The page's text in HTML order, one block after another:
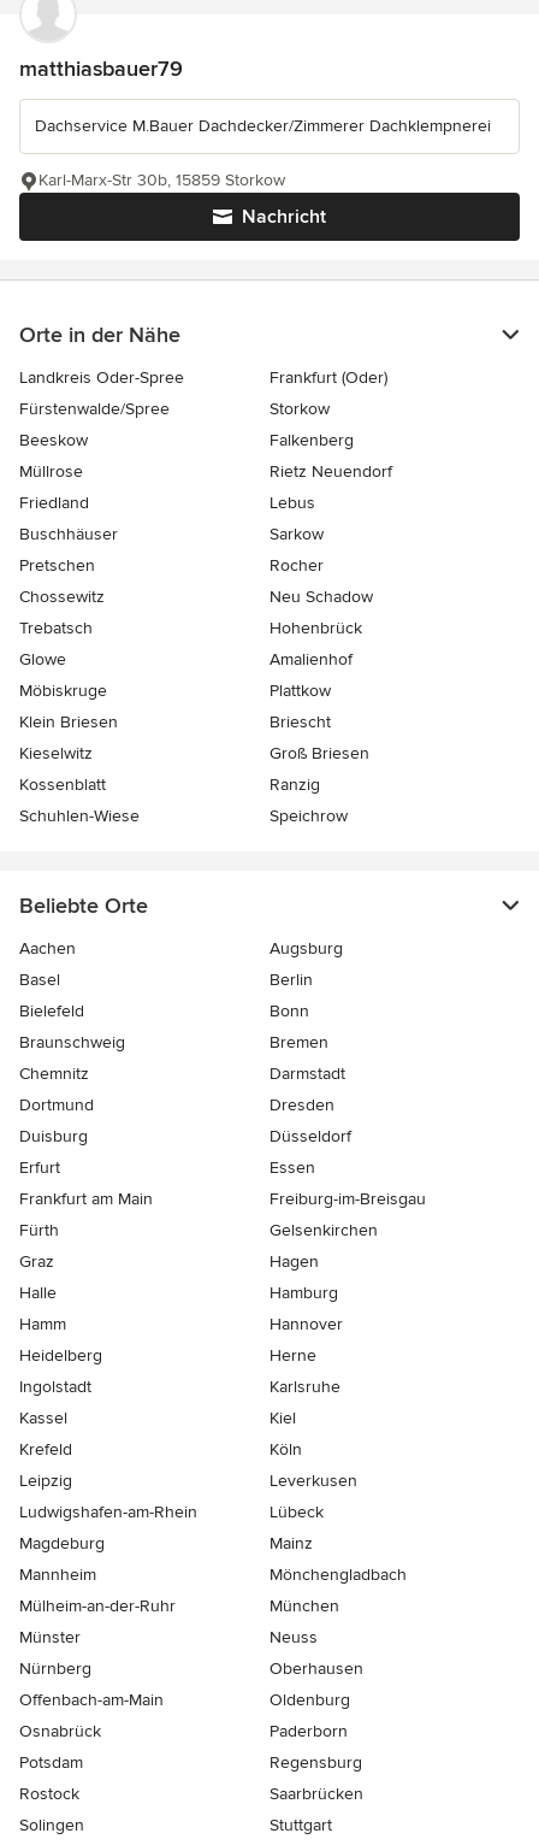
matthiasbauer79
Dachservice M.Bauer Dachdecker/Zimmerer Dachklempnerei
Nachricht
Karl-Marx-Str 30b, 15859 Storkow
Orte in der Nähe
Landkreis Oder-Spree
Frankfurt (Oder)
Fürstenwalde/Spree
Storkow
Beeskow
Falkenberg
Müllrose
Rietz Neuendorf
Friedland
Lebus
Buschhäuser
Sarkow
Pretschen
Rocher
Chossewitz
Neu Schadow
Trebatsch
Hohenbrück
Glowe
Amalienhof
Möbiskruge
Plattkow
Klein Briesen
Briescht
Kieselwitz
Groß Briesen
Kossenblatt
Ranzig
Schuhlen-Wiese
Speichrow
Beliebte Orte
Aachen
Augsburg
Basel
Berlin
Bielefeld
Bonn
Braunschweig
Bremen
Chemnitz
Darmstadt
Dortmund
Dresden
Duisburg
Düsseldorf
Erfurt
Essen
Frankfurt am Main
Freiburg-im-Breisgau
Fürth
Gelsenkirchen
Graz
Hagen
Halle
Hamburg
Hamm
Hannover
Heidelberg
Herne
Ingolstadt
Karlsruhe
Kassel
Kiel
Krefeld
Köln
Leipzig
Leverkusen
Ludwigshafen-am-Rhein
Lübeck
Magdeburg
Mainz
Mannheim
Mönchen­gladbach
Mülheim-an-der-Ruhr
München
Münster
Neuss
Nürnberg
Oberhausen
Offenbach-am-Main
Oldenburg
Osnabrück
Paderborn
Potsdam
Regensburg
Rostock
Saarbrücken
Solingen
Stuttgart